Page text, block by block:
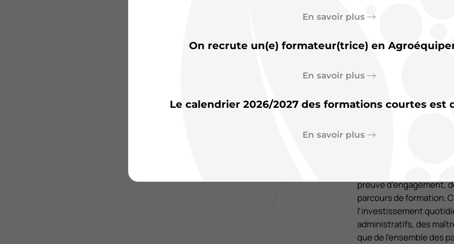
Résultats
Saintonge
preuve d’engagement,
parcours de formation.
l’investissement
administratifs, des
que de l’ensemble des
En savoir plus
On recrute un(e) formateur(trice) en
En savoir plus
Le calendrier 2026/2027 des formations courtes est
En savoir plus